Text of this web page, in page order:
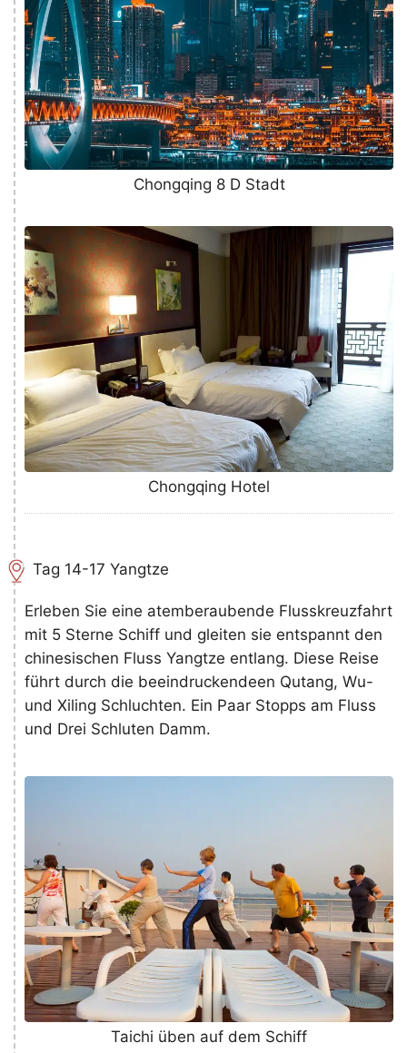
Chongqing 8 D Stadt
Chongqing Hotel
Tag 14-17 Yangtze
Erleben Sie eine atemberaubende Flusskreuzfahrt
mit 5 Sterne Schiff und gleiten sie entspannt den
chinesischen Fluss Yangtze entlang. Diese Reise
führt durch die beeindruckendeen Qutang, Wu-
und Xiling Schluchten. Ein Paar Stopps am Fluss
und Drei Schluten Damm.
Taichi üben auf dem Schiff